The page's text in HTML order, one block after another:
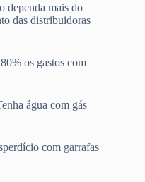
dependa mais do
das distribuidoras
os gastos com
água com gás
com garrafas